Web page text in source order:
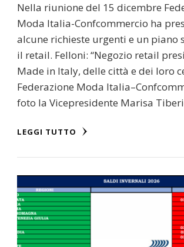
Nella riunione del 15 dicembre
Moda Italia-Confcommercio ha
alcune richieste urgenti e un piano
il retail. Felloni: “Negozio retail
Made in Italy, delle città e dei loro
Federazione Moda
foto la Vicepresidente Marisa
LEGGI TUTTO